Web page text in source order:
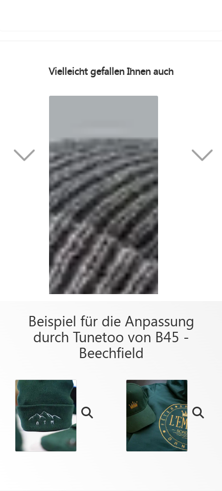
Vielleicht gefallen Ihnen auch
Beispiel für die Anpassung
durch Tunetoo von B45 -
Beechfield